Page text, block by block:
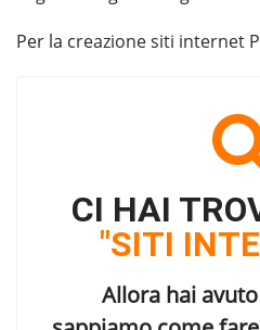
Per la creazione siti internet
CI HAI
"SITI
Allora hai